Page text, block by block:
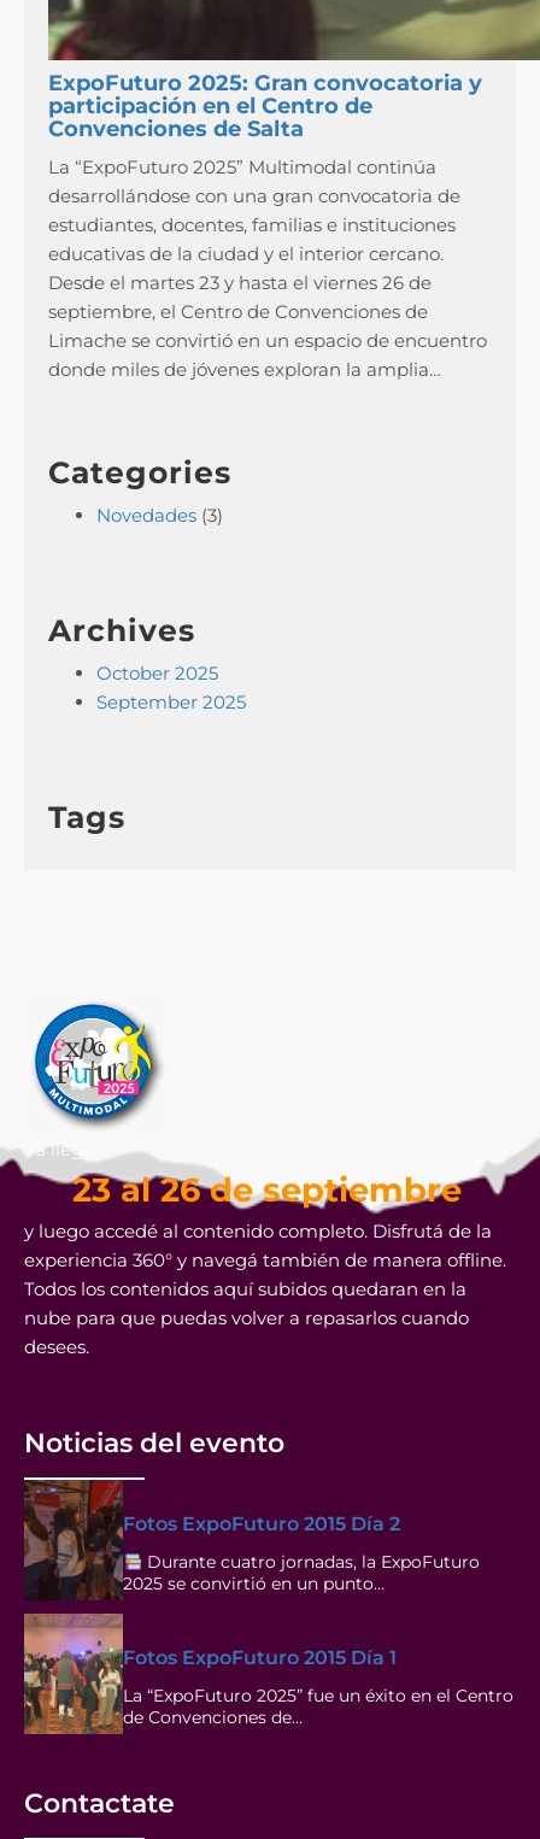
ExpoFuturo 2025: Gran convocatoria y
participación en el Centro de
Convenciones de Salta
La “ExpoFuturo 2025” Multimodal continúa
desarrollándose con una gran convocatoria de
estudiantes, docentes, familias e instituciones
educativas de la ciudad y el interior cercano.
Desde el martes 23 y hasta el viernes 26 de
septiembre, el Centro de Convenciones de
Limache se convirtió en un espacio de encuentro
donde miles de jóvenes exploran la amplia…
Categories
Novedades (3)
Archives
October 2025
September 2025
Tags
Ya llega
23 al 26 de septiembre
y luego accedé al contenido completo. Disfrutá de la
experiencia 360° y navegá también de manera offline.
Todos los contenidos aquí subidos quedaran en la
nube para que puedas volver a repasarlos cuando
desees.
Noticias del evento
Fotos ExpoFuturo 2015 Día 2
Durante cuatro jornadas, la ExpoFuturo
2025 se convirtió en un punto…
Fotos ExpoFuturo 2015 Día 1
La “ExpoFuturo 2025” fue un éxito en el Centro
de Convenciones de…
Contactate